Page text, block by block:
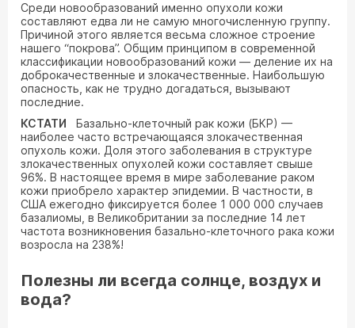
Среди новообразований именно опухоли кожи
составляют едва ли не самую многочисленную группу.
Причиной этого является весьма сложное строение
нашего “покрова”. Общим принципом в современной
классификации новообразований кожи — деление их на
доброкачественные и злокачественные. Наибольшую
опасность, как не трудно догадаться, вызывают
последние.
КСТАТИ Базально-клеточный рак кожи (БКР) —
наиболее часто встречающаяся злокачественная
опухоль кожи. Доля этого заболевания в структуре
злокачественных опухолей кожи составляет свыше
96%. В настоящее время в мире заболевание раком
кожи приобрело характер эпидемии. В частности, в
США ежегодно фиксируется более 1 000 000 случаев
базалиомы, в Великобритании за последние 14 лет
частота возникновения базально-клеточного рака кожи
возросла на 238%!
Полезны ли всегда солнце, воздух и
вода?